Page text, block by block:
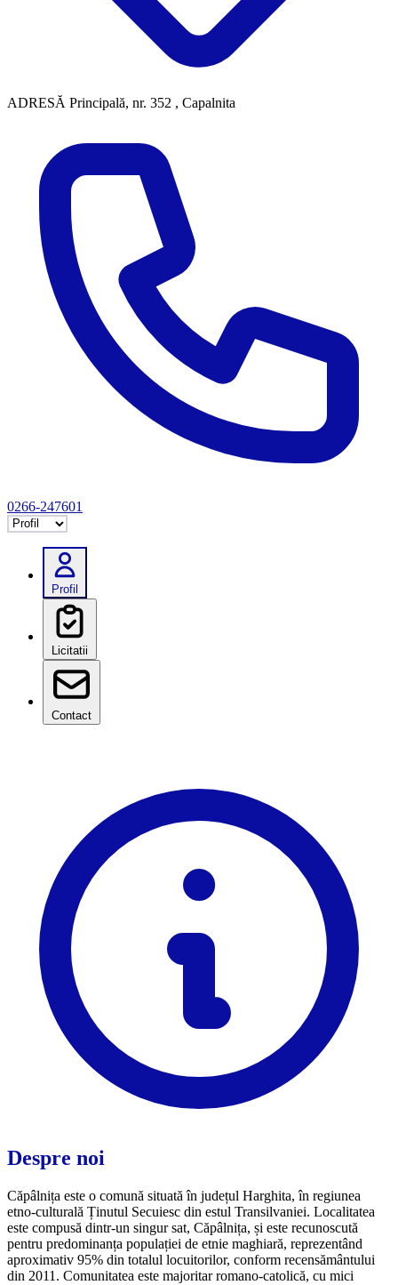
ADRESĂ Principală, nr. 352 , Capalnita
0266-247601
Selectează tab
Profil
Licitatii
Contact
Despre noi
Căpâlnița este o comună situată în județul Harghita, în regiunea
etno-culturală Ținutul Secuiesc din estul Transilvaniei. Localitatea
este compusă dintr-un singur sat, Căpâlnița, și este recunoscută
pentru predominanța populației de etnie maghiară, reprezentând
aproximativ 95% din totalul locuitorilor, conform recensământului
din 2011. Comunitatea este majoritar romano-catolică, cu mici